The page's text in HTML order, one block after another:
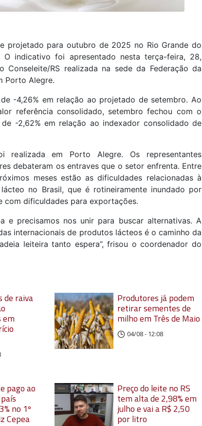
projetado para outubro de 2025 no Rio Grande do
indicativo foi apresentado nesta terça-feira, 28,
Conseleite/RS realizada na sede da Federação da
Porto Alegre.
-4,26% em relação ao projetado de setembro. Ao
referência consolidado, setembro fechou com o
-2,62% em relação ao indexador consolidado de
realizada em Porto Alegre. Os representantes
debateram os entraves que o setor enfrenta. Entre
meses estão as dificuldades relacionadas à
no Brasil, que é rotineiramente inundado por
com dificuldades para exportações.
e precisamos nos unir para buscar alternativas. A
internacionais de produtos lácteos é o caminho da
leiteira tanto espera”, frisou o coordenador do
de raiva
em
Produtores já podem
retirar sementes de
milho em Três de Maio
04/08 - 12:08
pago ao
no 1º
Cepea
Preço do leite no RS
tem alta de 2,98% em
julho e vai a R$ 2,50
por litro